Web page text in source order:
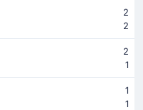
2
2
2
1
1
1